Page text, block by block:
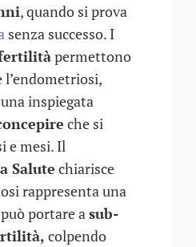
, quando si prova
senza successo. I
permettono
inspiegata
che si
e mesi. Il
Salute chiarisce
rappresenta una
portare asub-
colpendo